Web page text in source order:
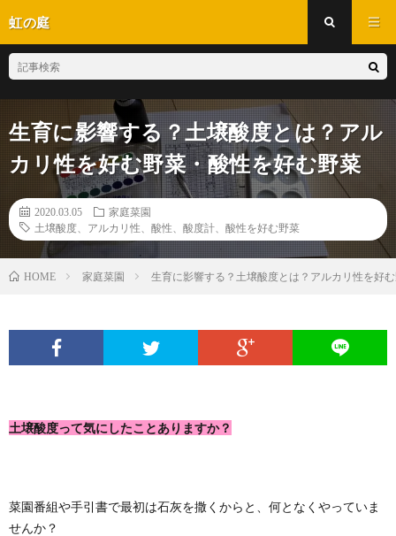
虹の庭
生育に影響する？土壌酸度とは？アル
カリ性を好む野菜・酸性を好む野菜
2020.03.05
家庭菜園
土壌酸度、アルカリ性、酸性、酸度計、酸性を好む野菜
HOME 家庭菜園 生育に影響する？土壌酸度とは？アルカリ性を好
土壌酸度って気にしたことありますか？
菜園番組や手引書で最初は石灰を撒くからと、何となくやっていま
せんか？